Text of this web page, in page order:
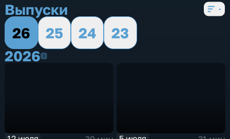
Выпуски
26
25 24
23
20262026